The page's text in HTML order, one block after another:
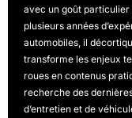
avec un goût particulier
plusieurs années
automobiles, il
transforme les enjeux
roues en contenus
recherche des
d’entretien et de